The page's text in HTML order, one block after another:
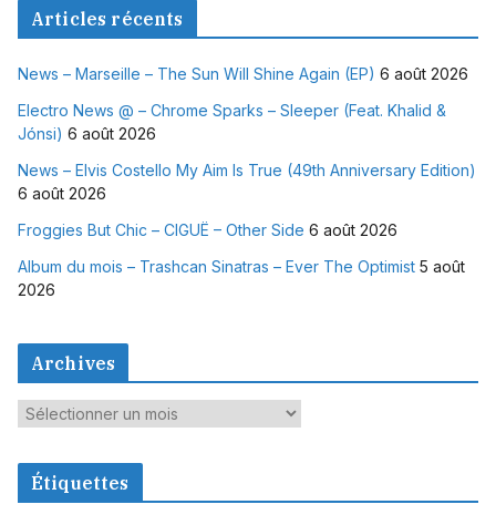
Articles récents
News – Marseille – The Sun Will Shine Again (EP) 6 août 2026
Electro News @ – Chrome Sparks – Sleeper (Feat. Khalid &
Jónsi) 6 août 2026
News – Elvis Costello My Aim Is True (49th Anniversary Edition)
6 août 2026
Froggies But Chic – CIGUË – Other Side 6 août 2026
Album du mois – Trashcan Sinatras – Ever The Optimist 5 août
2026
Archives
A
c
Étiquettes